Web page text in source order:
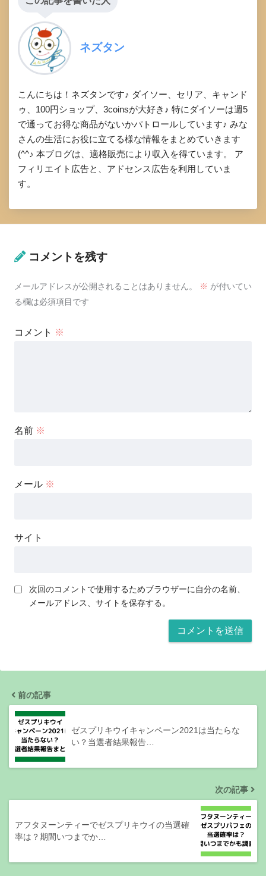
ネズタン
こんにちは！ネズタンです♪ ダイソー、セリア、キャンド
ゥ、100円ショップ、3coinsが大好き♪ 特にダイソーは週5
で通ってお得な商品がないかパトロールしています♪ みな
さんの生活にお役に立てる様な情報をまとめていきます
(^^♪ 本ブログは、適格販売により収入を得ています。 ア
フィリエイト広告と、アドセンス広告を利用していま
す。
コメントを残す
メールアドレスが公開されることはありません。 ※ が付いてい
る欄は必須項目です
コメント ※
名前 ※
メール ※
サイト
次回のコメントで使用するためブラウザーに自分の名前、
メールアドレス、サイトを保存する。
前の記事
ゼスプリキウイキャンペーン2021は当たらな
い？当選者結果報告…
次の記事
アフタヌーンティーでゼスプリキウイの当選確
率は？期間いつまでか…